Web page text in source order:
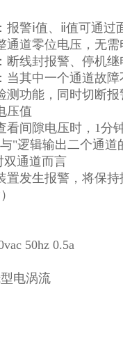
报警ⅰ值、ⅱ值可通过
通道零位电压，无
断线封报警、停机
当其中一个通道故
测功能，同时切断
压值
看间隙电压时，1分
"逻辑输出二个通
双通道而言
置发生报警，将保
50hz 0.5a
电涡流